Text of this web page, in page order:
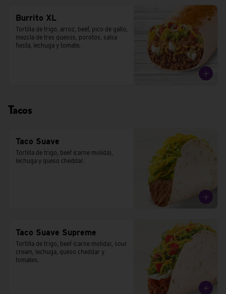
Burrito XL
Tortilla de trigo, arroz, beef, pico de gallo,
mezcla de tres quesos, porotos, salsa
fiesta, lechuga y tomate.
Tacos
Taco Suave
Tortilla de trigo, beef (carne molida),
lechuga y queso cheddar.
Taco Suave Supreme
Tortilla de trigo, beef (carne molida), sour
cream, lechuga, queso cheddar y
tomates.